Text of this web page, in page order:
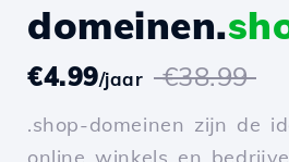
domeinen.
€4.99/jaar €38.99
.shop-domeinen zijn de